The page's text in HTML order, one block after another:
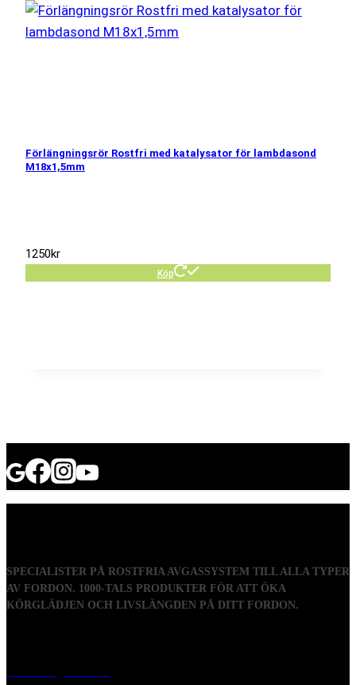
Förlängningsrör Rostfri med katalysator för lambdasond
M18x1,5mm
1250kr
Köp
SPECIALISTER PÅ ROSTFRIA AVGASSYSTEM TILL ALLA TYPER
AV FORDON. 1000-TALS PRODUKTER FÖR ATT ÖKA
KÖRGLÄDJEN OCH LIVSLÄNGDEN PÅ DITT FORDON.